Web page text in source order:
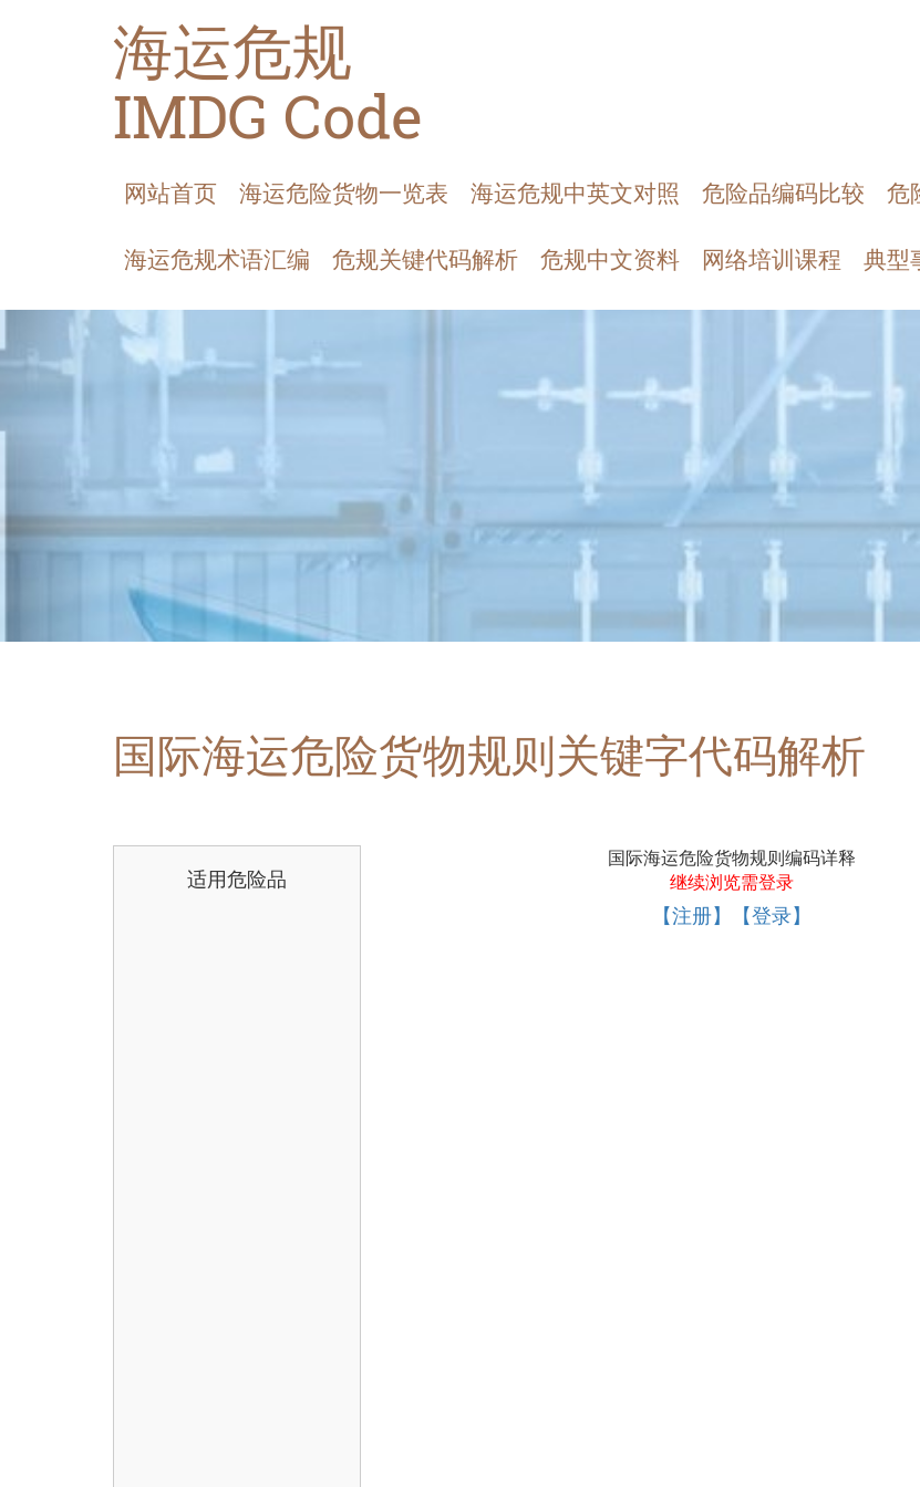
海运危规
IMDG Code
网站首页 海运危险货物一览表 海运危规中英文对照 危险品编码比较 危
海运危规术语汇编 危规关键代码解析 危规中文资料 网络培训课程 典型
国际海运危险货物规则关键字代码解析
适用危险品
国际海运危险货物规则编码详释
继续浏览需登录
【注册】【登录】